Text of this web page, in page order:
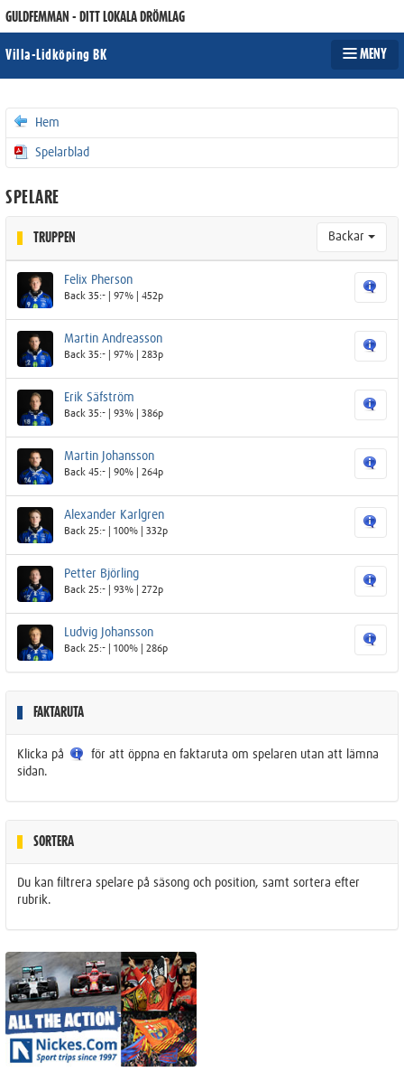
GULDFEMMAN - DITT LOKALA DRÖMLAG
Villa-Lidköping BK MENY
Hem
Spelarblad
SPELARE
TRUPPEN Backar
Felix Pherson
Back 35:- | 97% | 452p
Martin Andreasson
Back 35:- | 97% | 283p
Erik Säfström
Back 35:- | 93% | 386p
Martin Johansson
Back 45:- | 90% | 264p
Alexander Karlgren
Back 25:- | 100% | 332p
Petter Björling
Back 25:- | 93% | 272p
Ludvig Johansson
Back 25:- | 100% | 286p
FAKTARUTA
Klicka på
för att öppna en faktaruta om spelaren utan att lämna
sidan.
SORTERA
Du kan filtrera spelare på säsong och position, samt sortera efter
rubrik.